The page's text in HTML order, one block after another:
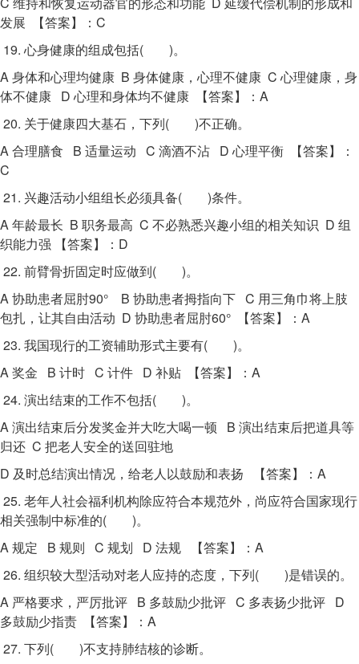
发展 【答案】：C
19. 心身健康的组成包括( )。
A 身体和心理均健康 B 身体健康，心理不健康 C 心理健康，身
体不健康 D 心理和身体均不健康 【答案】：A
20. 关于健康四大基石，下列( )不正确。
A 合理膳食 B 适量运动 C 滴酒不沾 D 心理平衡 【答案】：
C
21. 兴趣活动小组组长必须具备( )条件。
A 年龄最长 B 职务最高 C 不必熟悉兴趣小组的相关知识 D 组
织能力强 【答案】：D
22. 前臂骨折固定时应做到( )。
A 协助患者屈肘90° B 协助患者拇指向下 C 用三角巾将上肢
包扎，让其自由活动 D 协助患者屈肘60° 【答案】：A
23. 我国现行的工资辅助形式主要有( )。
A 奖金 B 计时 C 计件 D 补贴 【答案】：A
24. 演出结束的工作不包括( )。
A 演出结束后分发奖金并大吃大喝一顿 B 演出结束后把道具等
归还 C 把老人安全的送回驻地
D 及时总结演出情况，给老人以鼓励和表扬 【答案】：A
25. 老年人社会福利机构除应符合本规范外，尚应符合国家现行
相关强制中标准的( )。
A 规定 B 规则 C 规划 D 法规 【答案】：A
26. 组织较大型活动对老人应持的态度，下列( )是错误的。
A 严格要求，严厉批评 B 多鼓励少批评 C 多表扬少批评 D
多鼓励少指责 【答案】：A
27. 下列( )不支持肺结核的诊断。